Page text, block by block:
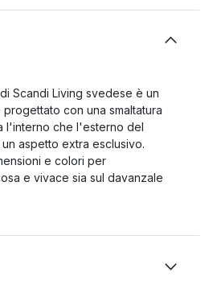
Scandi Living svedese è un
con una smaltatura
l'interno che l'esterno del
aspetto extra esclusivo.
e colori per
e vivace sia sul davanzale